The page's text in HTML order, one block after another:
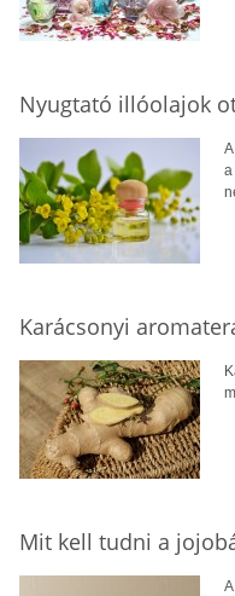
Nyugtató illóolajok
a
Karácsonyi
Mit kell tudni a